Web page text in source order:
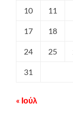
10 11
17 18
24 25
31
« Ιούλ